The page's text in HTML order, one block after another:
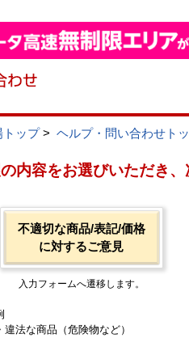
トップ> ヘルプ・問い合わせト
内容をお選びいただき、
不適切な商品/表記/価格
に対するご意見
入力フォームへ遷移します。
違法な商品（危険物など）